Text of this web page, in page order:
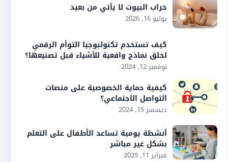
خراب البيوت لا يأتي من بعيد
يوليو 16, 2026
كيف تستخدم تكنولبوجيا التوأم الرقمي
لخلق نماذج واقعية للأشياء قبل تصنيعها؟
نوفمبر 12, 2024
كيفية حماية الخصوصية على منصات
التواصل الاجتماعي؟
ديسمبر 15, 2024
أنشطة يومية تساعد الأطفال على التعلم
بشكل غير مباشر
فبراير 11, 2025